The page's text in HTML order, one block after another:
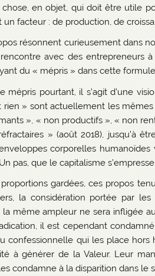
en objet, qui doit être utile
un facteur : de production, de
résonnent curieusement dans
rencontre avec des entrepreneurs
du « mépris » dans cette
mépris pourtant, il s’agit d’une
rien » sont actuellement les
», « non productifs », « non
» (août 2018), jusqu’à
corporelles
pas, que le capitalisme
gardées, ces propos
la considération portée par
la même ampleur ne sera infligée
il est cependant
confessionnelle qui les place
à générer de la Valeur. Leur
condamne à la disparition dans le